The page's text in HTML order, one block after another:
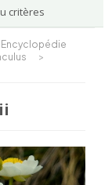
critères
Encyclopédie
>